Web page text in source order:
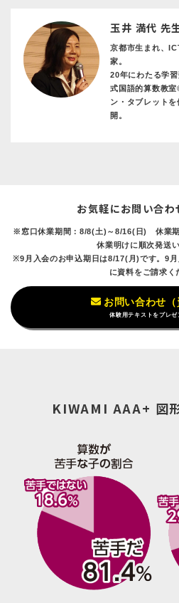
玉井 満代 先
京都市生まれ、
家。
20年にわたる学
式国語的算数教
ン・タブレット
開。
お気軽にお問い合わ
※窓口休業期間：8/8(土)～8/16(日) 休業期
休業明けに順次発送
※9月入会のお申込期日は8/17(月)です。9
に資料をご請求く
お問い合わせ（
体験用テキストをプレゼ
KIWAMI AAA+ 図